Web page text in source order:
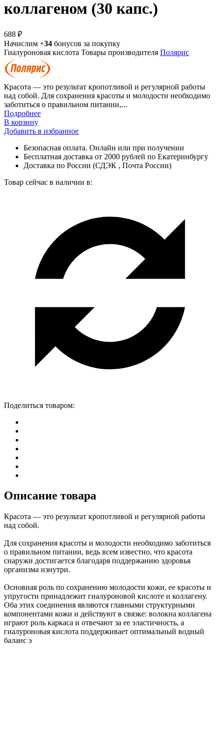
коллагеном (30 капс.)
688 ₽
Начислим +34 бонусов за покупку
Гиалуроновая кислота Товары производителя Полярис
Красота — это результат кропотливой и регулярной работы
над собой. Для сохранения красоты и молодости необходимо
заботиться о правильном питании,...
Подробнее
В корзину
Добавить в избранное
Безопасная оплата. Онлайн или при получении
Бесплатная доставка от 2000 рублей по Екатеринбургу
Доставка по России (СДЭК , Почта России)
Товар сейчас в наличии в:
Поделиться товаром:
Описание товара
Красота — это результат кропотливой и регулярной работы
над собой.
Для сохранения красоты и молодости необходимо заботиться
о правильном питании, ведь всем известно, что красота
снаружи достигается благодаря поддержанию здоровья
организма изнутри.
Основная роль по сохранению молодости кожи, ее красоты и
упругости принадлежит гиалуроновой кислоте и коллагену.
Оба этих соединения являются главными структурными
компонентами кожи и действуют в связке: волокна коллагена
играют роль каркаса и отвечают за ее эластичность, а
гиалуроновая кислота поддерживает оптимальный водный
баланс э